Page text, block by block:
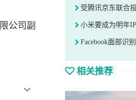
公司副
受腾讯京东联合
小米要成为明年
Facebook面部识
相关推荐